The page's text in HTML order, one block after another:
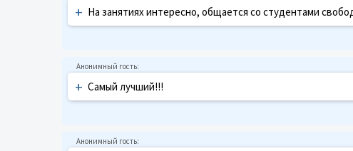
+ На занятиях интересно, общается со студентами
+ Самый лучший!!!